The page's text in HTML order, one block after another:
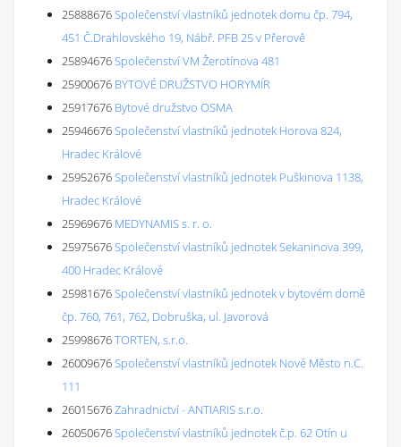
25888676Společenství vlastníků jednotek domu čp. 794,
451 Č.Drahlovského 19, Nábř. PFB 25 v Přerově
25894676Společenství VM Žerotínova 481
25900676 BYTOVÉ DRUŽSTVO HORYMÍR
25917676 Bytové družstvo OSMA
25946676Společenství vlastníků jednotek Horova 824,
Hradec Králové
25952676Společenství vlastníků jednotek Puškinova 1138,
Hradec Králové
25969676 MEDYNAMIS s. r. o.
25975676Společenství vlastníků jednotek Sekaninova 399,
400 Hradec Králové
25981676Společenství vlastníků jednotek v bytovém domě
čp. 760, 761, 762, Dobruška, ul. Javorová
25998676TORTEN, s.r.o.
26009676Společenství vlastníků jednotek Nové Město n.C.
111
26015676Zahradnictví - ANTIARIS s.r.o.
26050676Společenství vlastníků jednotek č.p. 62 Otín u